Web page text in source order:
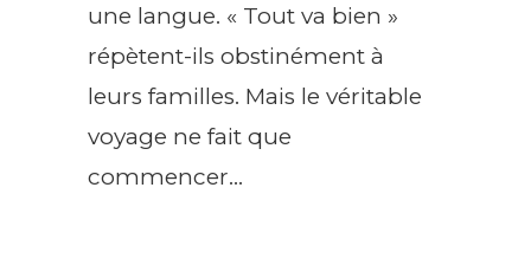
une langue. « Tout va bien »
répètent-ils obstinément à
leurs familles. Mais le véritable
voyage ne fait que
commencer…